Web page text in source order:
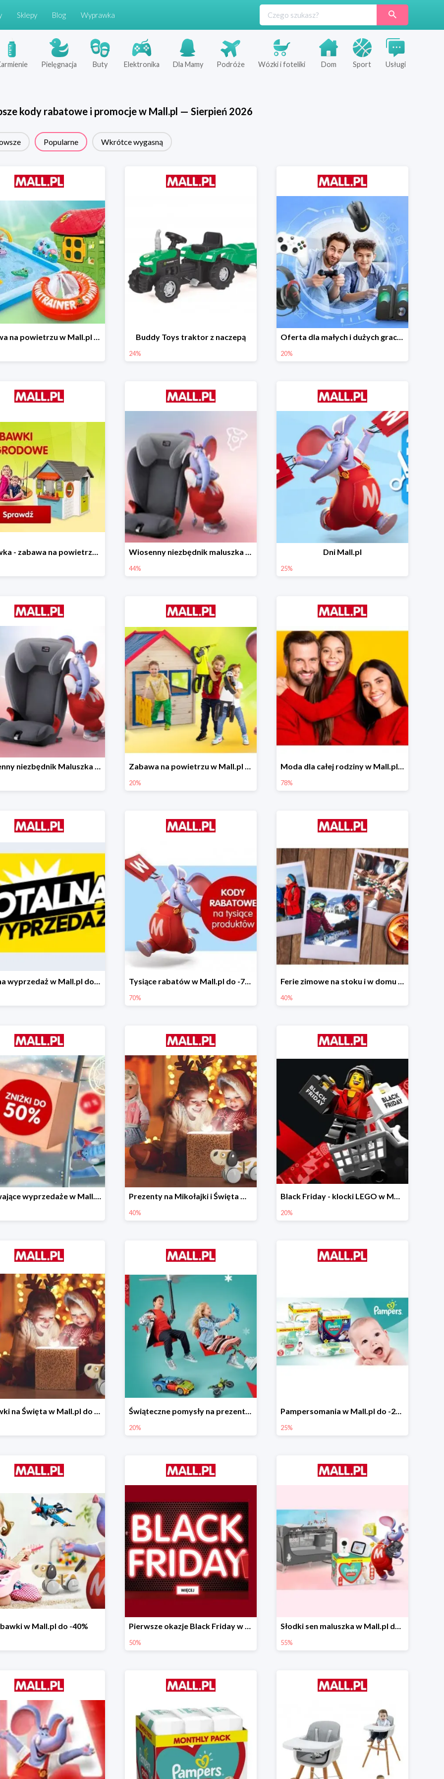
Sklepy Blog Wyprawka
Pielęgnacja Buty Elektronika Dla Mamy Podróże Wózki i foteliki Dom Sport Usługi
kody rabatowe i promocje w Mall.pl — Sierpień 2026
Popularne Wkrótce wygasną
Zabawa na powietrzu w Mall.pl do -50% Buddy Toys traktor z naczepą
24%
Oferta dla małych i dużych graczy w Mall.pl do -20%
20%
Majówka - zabawa na powietrzu do -35% Wiosenny niezbędnik maluszka do -44% taniej
44%
Dni Mall.pl
25%
Wiosenny niezbędnik Maluszka w Mall.pl do -44% Zabawa na powietrzu w Mall.pl do -20%
20%
Moda dla całej rodziny w Mall.pl do -78%
78%
Totalna wyprzedaż w Mall.pl do -80% Tysiące rabatów w Mall.pl do -70%
70%
Ferie zimowe na stoku i w domu w Mall.pl do -40%
40%
Porywające wyprzedaże w Mall.pl do -50% Prezenty na Mikołajki i Święta w Mall.pl do -40%
40%
Black Friday - klocki LEGO w Mall.pl do -20%
20%
Zabawki na Święta w Mall.pl do -50% Świąteczne pomysły na prezenty od LEGO w Mall.pl do -20%
20%
Pampersomania w Mall.pl do -25%
25%
w Mall.pl do -40% Pierwsze okazje Black Friday w Mall.pl do -50%
50%
Słodki sen maluszka w Mall.pl do -55%
55%